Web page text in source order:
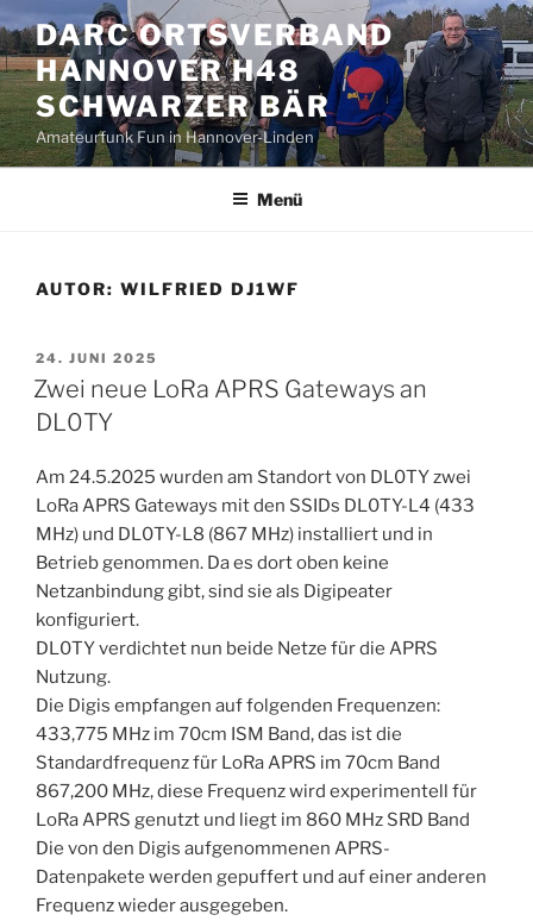
Zum
Inhalt
springen
DARC ORTSVERBAND
HANNOVER H48
SCHWARZER BÄR
Amateurfunk Fun in Hannover-Linden
Menü
AUTOR: WILFRIED DJ1WF
VERÖFFENTLICHT
AM
24. JUNI 2025
Zwei neue LoRa APRS Gateways an
DL0TY
Am 24.5.2025 wurden am Standort von DL0TY zwei
LoRa APRS Gateways mit den SSIDs DL0TY-L4 (433
MHz) und DL0TY-L8 (867 MHz) installiert und in
Betrieb genommen. Da es dort oben keine
Netzanbindung gibt, sind sie als Digipeater
konfiguriert.
DL0TY verdichtet nun beide Netze für die APRS
Nutzung.
Die Digis empfangen auf folgenden Frequenzen:
433,775 MHz im 70cm ISM Band, das ist die
Standardfrequenz für LoRa APRS im 70cm Band
867,200 MHz, diese Frequenz wird experimentell für
LoRa APRS genutzt und liegt im 860 MHz SRD Band
Die von den Digis aufgenommenen APRS-
Datenpakete werden gepuffert und auf einer anderen
Frequenz wieder ausgegeben.